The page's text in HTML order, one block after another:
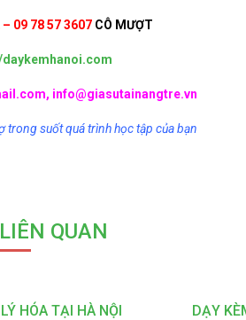
09 78 57 3607 CÔ MƯỢT
daykemhanoi.com
info@giasutainangtre.vn
trong suốt quá trình học tập của bạn
QUAN
HÓA TẠI HÀ NỘI DẠY